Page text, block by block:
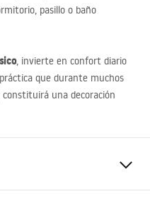
pasillo o baño
, invierte en confort diario
que durante muchos
una decoración